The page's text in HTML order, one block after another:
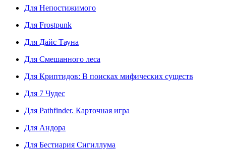
Для Непостижимого
Для Frostpunk
Для Дайс Тауна
Для Смешанного леса
Для Криптидов: В поисках мифических существ
Для 7 Чудес
Для Pathfinder. Карточная игра
Для Андора
Для Бестиария Сигиллума